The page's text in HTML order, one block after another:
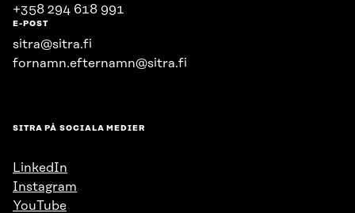
+358 294 618 991
E-POST
sitra@sitra.fi
fornamn.efternamn@sitra.fi
SITRA PÅ SOCIALA MEDIER
LinkedIn
Instagram
YouTube